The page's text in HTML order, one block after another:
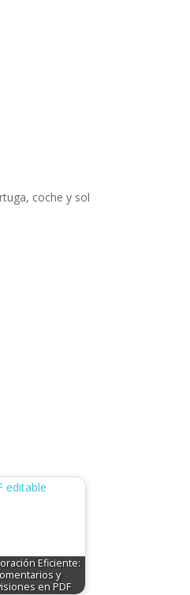
coche y sol
Eficiente:
y
en PDF